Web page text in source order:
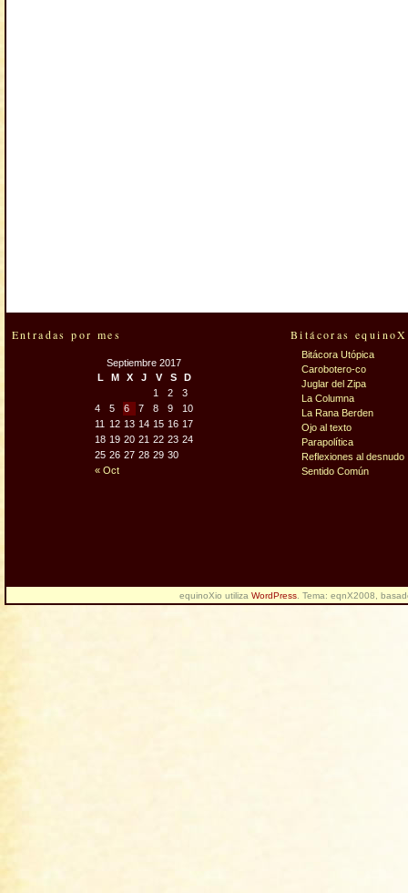
Entradas por mes
Septiembre 2017
L
M X J V S D
« Oct
1 2
3
4
5 6 7 8 9
10
11
12 13 14 15 16 17
18 19 20 21 22 23 24
25 26 27 28 29 30
Bitácoras
Bitácora Utópica
Carobotero-co
Juglar del Zipa
La Columna
La Rana Berden
Ojo al texto
Parapolítica
Reflexiones al desnudo
Sentido Común
equinoXio utiliza WordPress . Tema: eqnX2008,